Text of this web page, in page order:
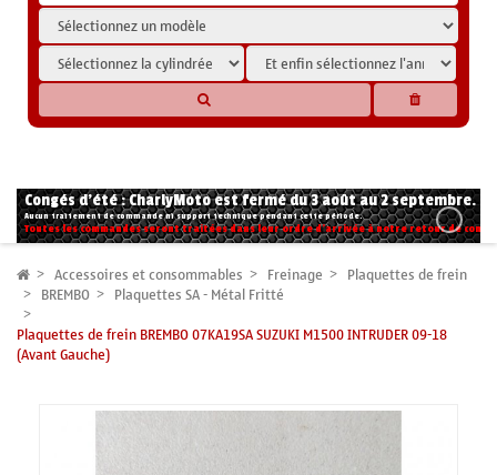
Congés d'été : CharlyMoto est fermé du 3 août au 2 septembre.
Aucun traitement de commande ni support technique pendant cette période.
Toutes les commandes seront traitées dans leur ordre d'arrivée à notre retour de
Accessoires et consommables Freinage Plaquettes de frein
BREMBO
Plaquettes SA - Métal Fritté
Plaquettes de frein BREMBO 07KA19SA SUZUKI M1500 INTRUDER 09-18
(Avant Gauche)